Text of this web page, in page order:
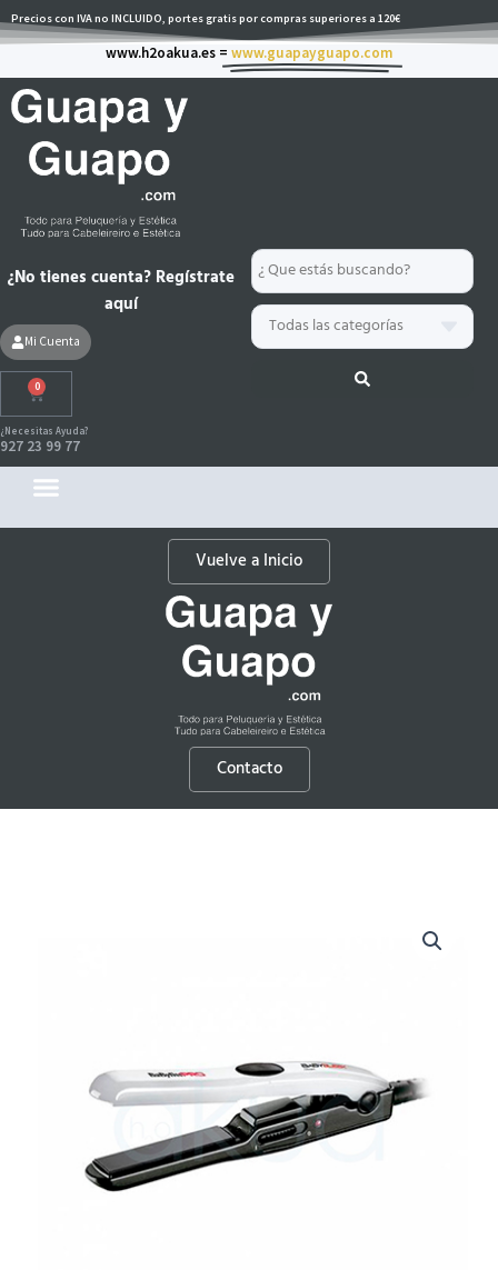
al
Precios con IVA no INCLUIDO, portes gratis por compras superiores a 120€
www.h2oakua.es = www.guapayguapo.com
Search
...
¿No tienes cuenta? Regístrate
aquí
Mi Cuenta
0
Carrito
¿Necesitas Ayuda?
927 23 99 77
Vuelve a Inicio
Contacto